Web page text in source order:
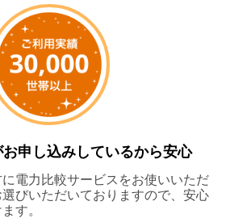
申し込みしているから安心
電力比較サービスをお使いいただ
びいただいておりますので、安心
す。